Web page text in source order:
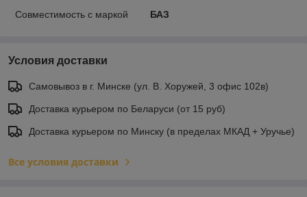
Совместимость с маркой
БАЗ
Условия доставки
Самовывоз в г. Минске (ул. В. Хоружей, 3 офис 102в)
Доставка курьером по Беларуси (от 15 руб)
Доставка курьером по Минску (в пределах МКАД + Уручье)
Все условия доставки